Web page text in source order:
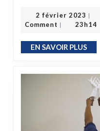
2 février 2023 |
Comment | 23h14
EN SAVOIR PLUSEN SAVOIR PLUS